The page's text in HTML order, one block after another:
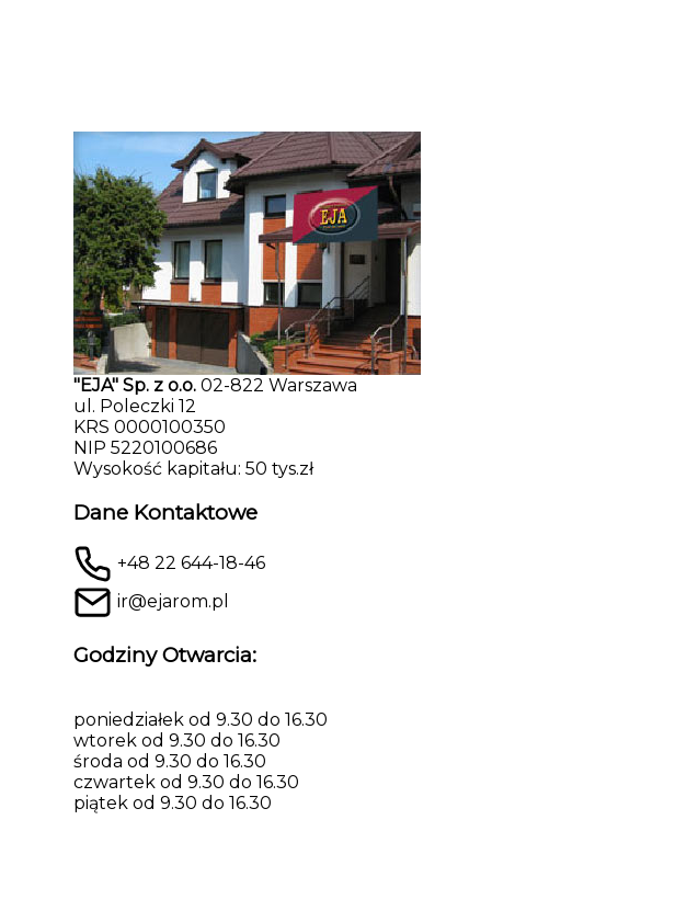
"EJA" Sp. z o.o. 02-822 Warszawa
ul. Poleczki 12
KRS 0000100350
NIP 5220100686
Wysokość kapitału: 50 tys.zł
Dane Kontaktowe
+48 22 644-18-46
ir@ejarom.pl
Godziny Otwarcia:
poniedziałek od 9.30 do 16.30
wtorek od 9.30 do 16.30
środa od 9.30 do 16.30
czwartek od 9.30 do 16.30
piątek od 9.30 do 16.30